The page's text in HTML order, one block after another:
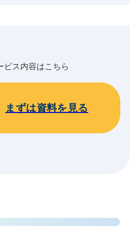
ビス内容はこちら
まずは資料を見る